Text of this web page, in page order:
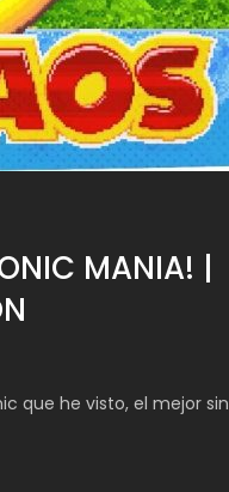
MANIA! |
que he visto, el mejor sin